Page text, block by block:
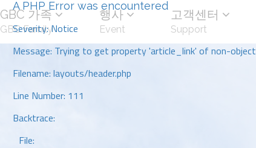
A PHP Error was encountered
Severity: Notice
Message: Trying to get property 'article_link' of non-object
Filename: layouts/header.php
Line Number: 111
Backtrace:
File:
GBC 가족
GBC Family
행사
Event
고객센터
Support